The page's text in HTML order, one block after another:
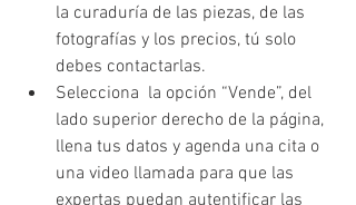
la curaduría de las piezas, de las
fotografías y los precios, tú solo
debes contactarlas.
Selecciona  la opción “Vende”, del
lado superior derecho de la página,
llena tus datos y agenda una cita o
una video llamada para que las
expertas puedan autentificar las